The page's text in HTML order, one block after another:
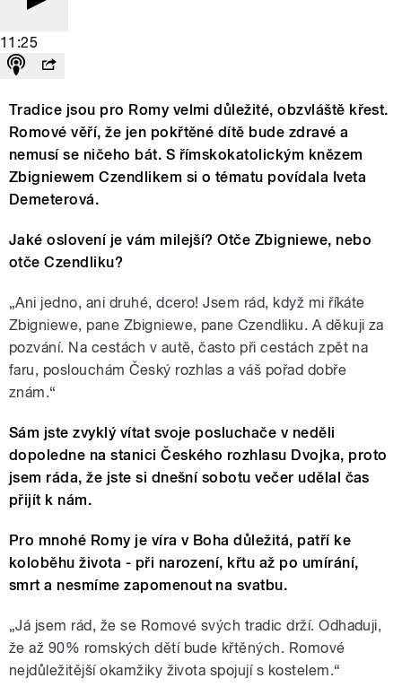
11:25
Tradice jsou pro Romy velmi důležité, obzvláště křest.
Romové věří, že jen pokřtěné dítě bude zdravé a
nemusí se ničeho bát. S římskokatolickým knězem
Zbigniewem Czendlikem si o tématu povídala Iveta
Demeterová.
Jaké oslovení je vám milejší? Otče Zbigniewe, nebo
otče Czendliku?
„Ani jedno, ani druhé, dcero! Jsem rád, když mi říkáte
Zbigniewe, pane Zbigniewe, pane Czendliku. A děkuji za
pozvání. Na cestách v autě, často při cestách zpět na
faru, poslouchám Český rozhlas a váš pořad dobře
znám.“
Sám jste zvyklý vítat svoje posluchače v neděli
dopoledne na stanici Českého rozhlasu Dvojka, proto
jsem ráda, že jste si dnešní sobotu večer udělal čas
přijít k nám.
Pro mnohé Romy je víra v Boha důležitá, patří ke
koloběhu života - při narození, křtu až po umírání,
smrt a nesmíme zapomenout na svatbu.
„Já jsem rád, že se Romové svých tradic drží. Odhaduji,
že až 90% romských dětí bude křtěných. Romové
nejdůležitější okamžiky života spojují s kostelem.“